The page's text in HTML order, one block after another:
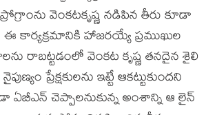
వెంకటకృష్ణ నడిపిన తీరు కూడా
హాజరయ్యే ప్రముఖుల
రాబట్టడంలో వెంకట కృష్ణ తనదైన శైలి
ప్రేక్షకులను ఇట్టే ఆకట్టుకుందని
ఏబీఎన్ చెప్పాలనుకున్న అంశాన్ని ఆ లైన్